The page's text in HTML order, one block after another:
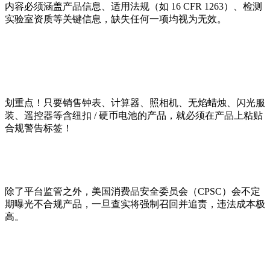
内容必须涵盖产品信息、适用法规（如 16 CFR 1263）、检测
实验室资质等关键信息，缺失任何一项均视为无效。
划重点！只要销售钟表、计算器、照相机、无焰蜡烛、闪光服
装、遥控器等含纽扣 / 硬币电池的产品，就必须在产品上粘贴
合规警告标签！
除了平台监管之外，美国消费品安全委员会（CPSC）会不定
期曝光不合规产品，一旦查实将强制召回并追责，违法成本极
高。